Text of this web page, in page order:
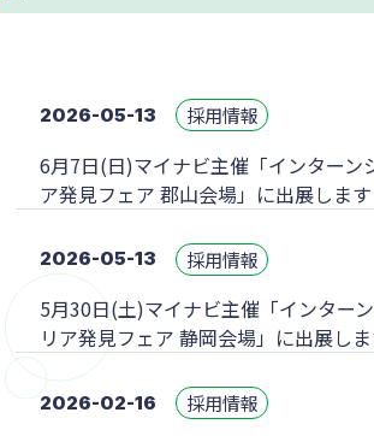
2026-05-13 採用情報
6月7日(日)マイナビ主催「インターン
ア発見フェア 郡山会場」に出展します
2026-05-13 採用情報
5月30日(土)マイナビ主催「インター
リア発見フェア 静岡会場」に出展し
2026-02-16 採用情報